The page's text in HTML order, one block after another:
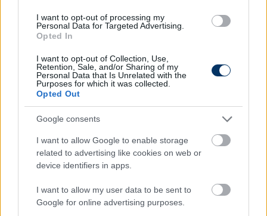
I want to opt-out of processing my
Personal Data for Targeted Advertising.
Opted In
I want to opt-out of Collection, Use,
Retention, Sale, and/or Sharing of my
Personal Data that Is Unrelated with the
Purposes for which it was collected.
Opted Out
Google consents
I want to allow Google to enable storage
related to advertising like cookies on web or
device identifiers in apps.
I want to allow my user data to be sent to
Google for online advertising purposes.
Topligába igazolhat a Fradi egyik
legjobbja - több millió eurós üzletet
köthetnek
a Ferencvárostól az albán válogatott támadó, Myrto
Uzuni. Komoly összeget fizethetnek érte a La Ligából.